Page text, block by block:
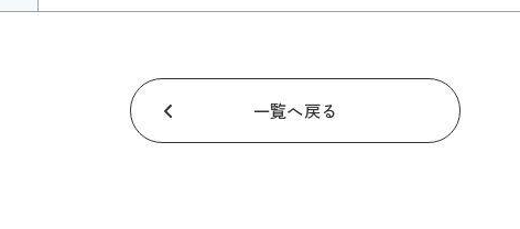
一覧へ戻る